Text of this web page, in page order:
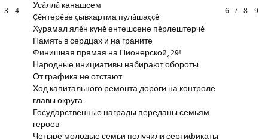
3 4
Усăллă канашсем
Çĕнтерĕве çывхартма пулăшаççĕ
Хурамал ялĕн кунĕ ентешсене пĕрлештерчĕ
Память в сердцах и на граните
Финишная прямая на Пионерской, 29!
Народные инициативы набирают обороты
От графика не отстают
Ход капитального ремонта дороги на контроле
главы округа
Государственные награды переданы семьям
героев
Четыре молодые семьи получили сертификаты
6 7 8 9